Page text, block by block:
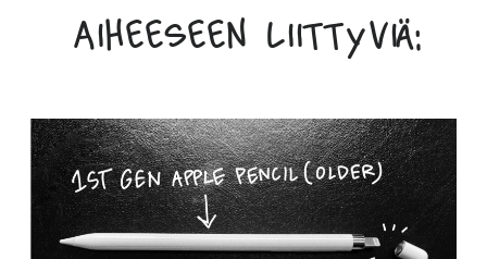
Aiheeseen liittyviä: